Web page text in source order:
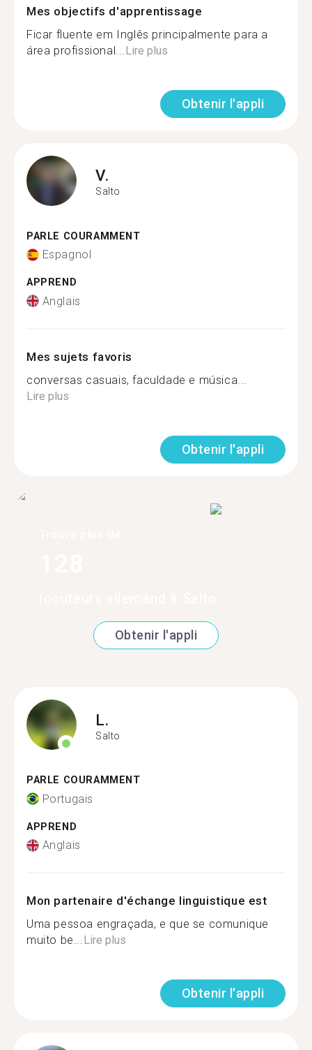
Mes objectifs d'apprentissage
Ficar fluente em Inglês principalmente para a
área profissional... Lire plus
Obtenir l'appli
V.
Salto
PARLE COURAMMENT
Espagnol
APPREND
Anglais
Mes sujets favoris
conversas casuais, faculdade e música...
Lire plus
Obtenir l'appli
Obtenir l'appli
L.
Salto
PARLE COURAMMENT
Portugais
APPREND
Anglais
Mon partenaire d'échange linguistique est
Uma pessoa engraçada, e que se comunique
muito be...Lire plus
Obtenir l'appli